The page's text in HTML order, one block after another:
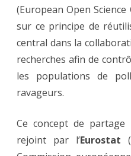
(European Open
sur ce principe de
central dans la
recherches afin de
les populations de
ravageurs.
Ce concept de
rejoint par l’Eurostat